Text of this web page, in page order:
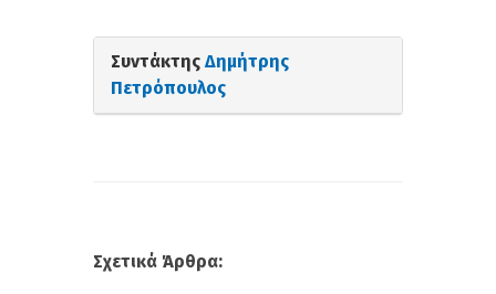
Συντάκτης Δημήτρης
Πετρόπουλος
Σχετικά Άρθρα: